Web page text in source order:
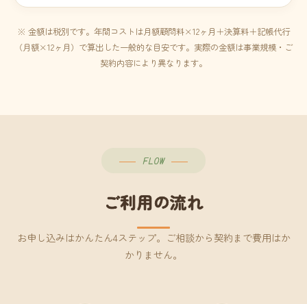
※ 金額は税別です。年間コストは月額顧問料×12ヶ月＋決算料＋記帳代行
（月額×12ヶ月）で算出した一般的な目安です。実際の金額は事業規模・ご
契約内容により異なります。
FLOW
ご利用の流れ
お申し込みはかんたん4ステップ。ご相談から契約まで費用はか
かりません。